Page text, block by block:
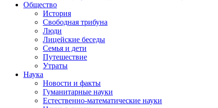
Общество
История
Свободная трибуна
Люди
Лицейские беседы
Семья и дети
Путешествие
Утраты
Наука
Новости и факты
Гуманитарные науки
Естественно-математические науки